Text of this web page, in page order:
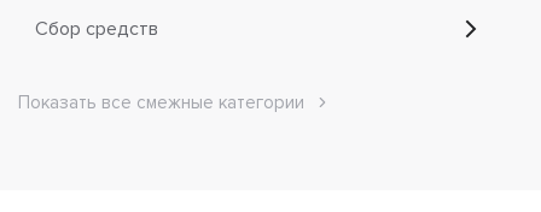
Сбор средств
Показать все смежные категории